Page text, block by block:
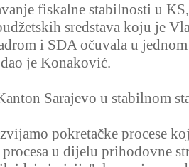
fiskalne stabilnosti u
sredstava koju je
i SDA očuvala u
je Konaković.
Sarajevo u stabilnom
pokretačke procese
u dijelu prihodovne